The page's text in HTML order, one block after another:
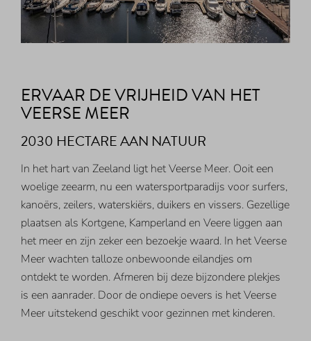
ERVAAR DE VRIJHEID VAN HET
VEERSE MEER
2030 HECTARE AAN NATUUR
In het hart van Zeeland ligt het Veerse Meer. Ooit een
woelige zeearm, nu een watersportparadijs voor surfers,
kanoërs, zeilers, waterskiërs, duikers en vissers. Gezellige
plaatsen als Kortgene, Kamperland en Veere liggen aan
het meer en zijn zeker een bezoekje waard. In het Veerse
Meer wachten talloze onbewoonde eilandjes om
ontdekt te worden. Afmeren bij deze bijzondere plekjes
is een aanrader. Door de ondiepe oevers is het Veerse
Meer uitstekend geschikt voor gezinnen met kinderen.